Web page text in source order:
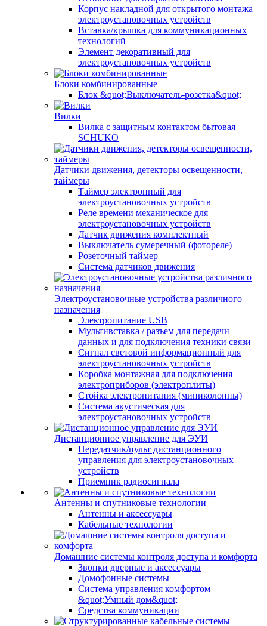
Корпус накладной для открытого монтажа
электроустановочных устройств
Вставка/крышка для коммуникационных
технологий
Элемент декоративный для
электроустановочных устройств
Блоки комбинированные
Блок &quot;Выключатель-розетка&quot;
Вилки
Вилка с защитным контактом бытовая
SCHUKO
Датчики движения, детекторы освещенности,
таймеры
Таймер электронный для
электроустановочных устройств
Реле времени механическое для
электроустановочных устройств
Датчик движения комплектный
Выключатель сумеречный (фотореле)
Розеточный таймер
Система датчиков движения
Электроустановочные устройства различного
назначения
Электропитание USB
Мультивставка / разъем для передачи
данных и для подключения техники связи
Сигнал световой информационный для
электроустановочных устройств
Коробка монтажная для подключения
электроприборов (электроплиты)
Стойка электропитания (миниколонны)
Система акустическая для
электроустановочных устройств
Дистанционное управление для ЭУИ
Передатчик/пульт дистанционного
управления для электроустановочных
устройств
Приемник радиосигнала
Антенны и спутниковые технологии
Антенны и аксессуары
Кабельные технологии
Домашние системы контроля доступа и комфорта
Звонки дверные и аксессуары
Домофонные системы
Система управления комфортом
&quot;Умный дом&quot;
Средства коммуникации